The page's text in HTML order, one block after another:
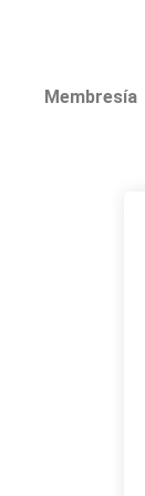
Membresía